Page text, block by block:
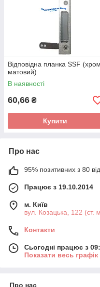
Відповідна планка SSF (хром
матовий)
В наявності
60,66 ₴
Купити
Про нас
95% позитивних з 80
Працює з 19.10.2014
м. Київ
вул. Козацька, 122 (ст.
Контакти
Сьогодні працює з
Показати весь
Про нас